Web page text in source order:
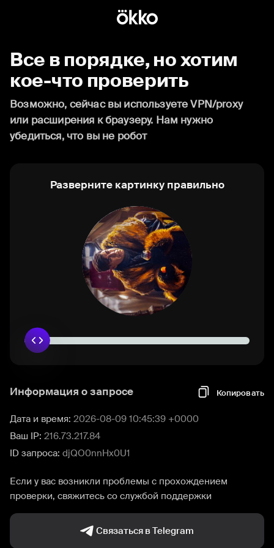
Все в порядке, но хотим
кое-что проверить
Возможно, сейчас вы используете VPN/proxy
или расширения к браузеру. Нам нужно
убедиться, что вы не робот
Разверните картинку правильно
Информация о запросе Копировать
Дата и время: 2026-08-09 10:45:39 +0000
Ваш IP: 216.73.217.84
ID запроса: djQO0nnHx0U1
Если у вас возникли проблемы с прохождением
проверки, свяжитесь со службой поддержки
Связаться в Telegram